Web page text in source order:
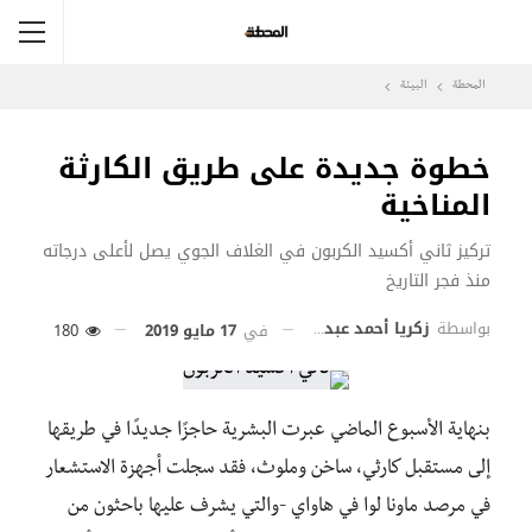
المحطة البيئة
خطوة جديدة على طريق الكارثة
المناخية
تركيز ثاني أكسيد الكربون في الغلاف الجوي يصل لأعلى درجاته
منذ فجر التاريخ
بواسطة زكريا أحمد عبد المطلب في 17 مايو 2019
بنهاية الأسبوع الماضي عبرت البشرية حاجزًا جديدًا في طريقها
إلى مستقبل كارثي، ساخن وملوث، فقد سجلت أجهزة الاستشعار
في مرصد ماونا لوا في هاواي -والتي يشرف عليها باحثون من